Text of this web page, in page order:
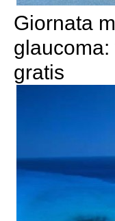
Giornata
gratis